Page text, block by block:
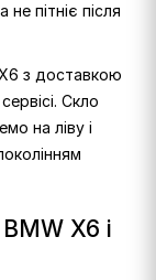
пітніє після
з доставкою
Скло
на ліву і
X6 і